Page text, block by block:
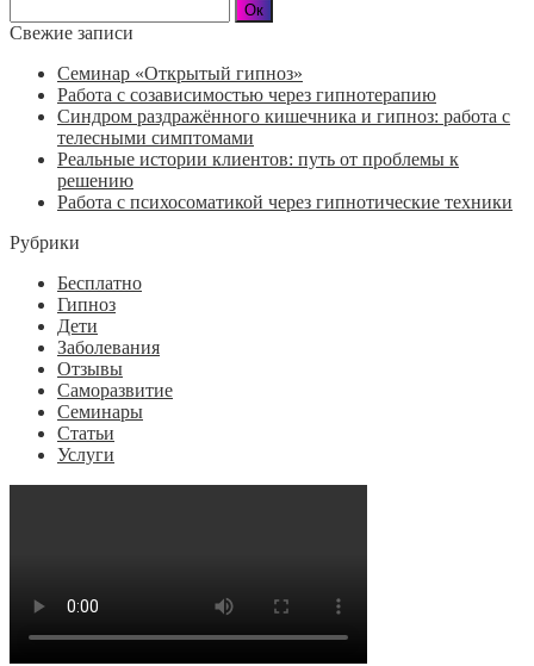
Свежие записи
Семинар «Открытый гипноз»
Работа с созависимостью через гипнотерапию
Синдром раздражённого кишечника и гипноз: работа с
телесными симптомами
Реальные истории клиентов: путь от проблемы к
решению
Работа с психосоматикой через гипнотические техники
Рубрики
Бесплатно
Гипноз
Дети
Заболевания
Отзывы
Саморазвитие
Семинары
Статьи
Услуги